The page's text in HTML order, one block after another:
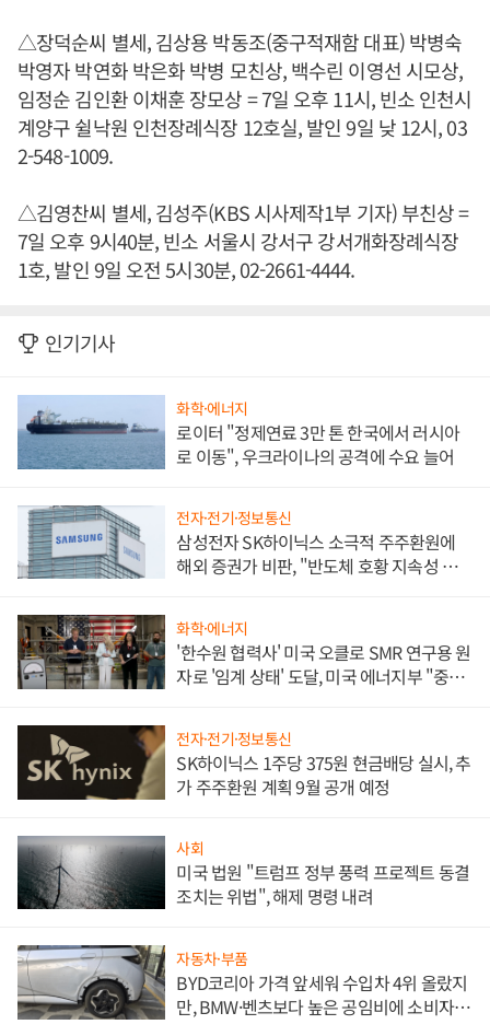
△장덕순씨 별세, 김상용 박동조(중구적재함 대표) 박병숙
박영자 박연화 박은화 박병 모친상, 백수린 이영선 시모상,
임정순 김인환 이채훈 장모상 = 7일 오후 11시, 빈소 인천시
계양구 쉴낙원 인천장례식장 12호실, 발인 9일 낮 12시, 03
2-548-1009.
△김영찬씨 별세, 김성주(KBS 시사제작1부 기자) 부친상 =
7일 오후 9시40분, 빈소 서울시 강서구 강서개화장례식장
1호, 발인 9일 오전 5시30분, 02-2661-4444.
인기기사
화학·에너지
로이터 "정제연료 3만 톤 한국에서 러시아
로 이동", 우크라이나의 공격에 수요 늘어
전자·전기·정보통신
삼성전자 SK하이닉스 소극적 주주환원에
해외 증권가 비판, "반도체 호황 지속성 의
화학·에너지
'한수원 협력사' 미국 오클로 SMR 연구용 원
자로 '임계 상태' 도달, 미국 에너지부 "중요
전자·전기·정보통신
SK하이닉스 1주당 375원 현금배당 실시, 추
가 주주환원 계획 9월 공개 예정
사회
미국 법원 "트럼프 정부 풍력 프로젝트 동결
조치는 위법", 해제 명령 내려
자동차·부품
BYD코리아 가격 앞세워 수입차 4위 올랐지
만, BMW·벤츠보다 높은 공임비에 소비자